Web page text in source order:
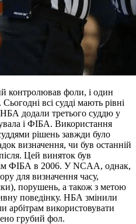
контролював фоли, і один
всі судді мають рівні
НБА додали третього суддю у
і ФІБА. Використання
рішень завжди було
визначення, чи був останній
Цей виняток був
ФІБА в 2006. У NCAA, однак,
для визначення часу,
порушень, а також з метою
поведінку. НБА змінили
арбітрам використовувати
грубий фол.